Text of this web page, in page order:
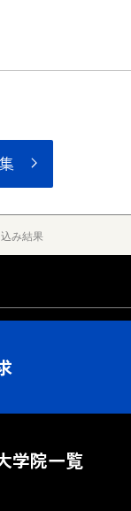
み結果
学院一覧